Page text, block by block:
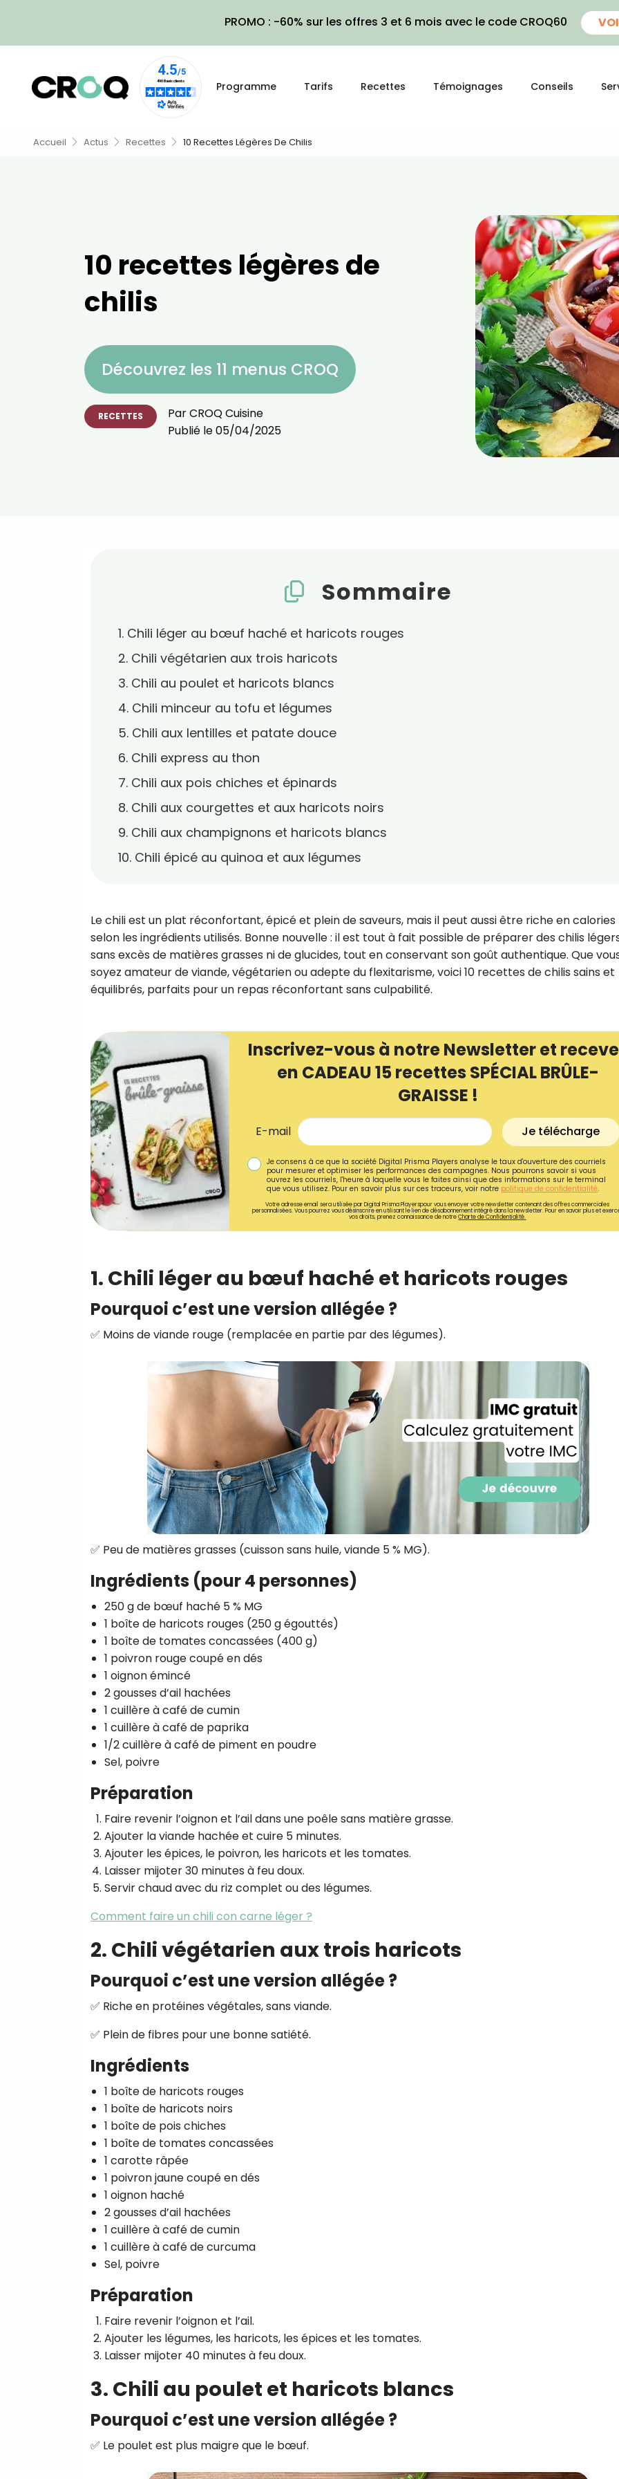
PROMO : -60% sur les offres 3 et 6 mois avec le code CROQ60
Programme Tarifs Recettes Témoignages Conseils
Accueil Actus Recettes 10 Recettes Légères De Chilis
10 recettes légères de
chilis
Découvrez les 11 menus CROQ
RECETTES ParCROQ Cuisine
Publié le05/04/2025
Sommaire
1. Chili léger au bœuf haché et haricots rouges
2. Chili végétarien aux trois haricots
3. Chili au poulet et haricots blancs
4. Chili minceur au tofu et légumes
5. Chili aux lentilles et patate douce
6. Chili express au thon
7. Chili aux pois chiches et épinards
8. Chili aux courgettes et aux haricots noirs
9. Chili aux champignons et haricots blancs
10. Chili épicé au quinoa et aux légumes
Le chili est un plat réconfortant, épicé et plein de saveurs, mais il peut aussi être riche en calories
selon les ingrédients utilisés. Bonne nouvelle : il est tout à fait possible de préparer des chilis
sans excès de matières grasses ni de glucides, tout en conservant son goût authentique. Que
soyez amateur de viande, végétarien ou adepte du flexitarisme, voici 10 recettes de chilis sains et
équilibrés, parfaits pour un repas réconfortant sans culpabilité.
Inscrivez-vous à notre Newsletter et
en CADEAU 15 recettes SPÉCIAL BRÛLE-
GRAISSE !
E-mail Je télécharge
Je consens à ce que la société Digital Prisma Players analyse le taux d'ouverture des courriels
pour mesurer et optimiser les performances des campagnes. Nous pourrons savoir si vous
ouvrez les courriels, l'heure à laquelle vous le faites ainsi que des informations sur le terminal
que vous utilisez. Pour en savoir plus sur ces traceurs, voir notre politique de confidentialité.
Votre adresse email sera utilisée par Digital Prisma Playerspour vous envoyer votre newsletter contenant des offres commerciales
personnalisées. Vous pourrez vous désinscrire en utilisant le lien de désabonnement intégré dans la newsletter. Pour en savoir plus et
vos droits, prenez connaissance de notreCharte de Confidentialité.
1. Chili léger au bœuf haché et haricots rouges
Pourquoi c’est une version allégée ?
✅ Moins de viande rouge (remplacée en partie par des légumes).
✅ Peu de matières grasses (cuisson sans huile, viande 5 % MG).
Ingrédients (pour 4 personnes)
250 g de bœuf haché 5 % MG
1 boîte de haricots rouges (250 g égouttés)
1 boîte de tomates concassées (400 g)
1 poivron rouge coupé en dés
1 oignon émincé
2 gousses d’ail hachées
1 cuillère à café de cumin
1 cuillère à café de paprika
1/2 cuillère à café de piment en poudre
Sel, poivre
Préparation
Faire revenir l’oignon et l’ail dans une poêle sans matière grasse.
Ajouter la viande hachée et cuire 5 minutes.
Ajouter les épices, le poivron, les haricots et les tomates.
Laisser mijoter 30 minutes à feu doux.
Servir chaud avec du riz complet ou des légumes.
Comment faire un chili con carne léger ?
2. Chili végétarien aux trois haricots
Pourquoi c’est une version allégée ?
✅ Riche en protéines végétales, sans viande.
✅ Plein de fibres pour une bonne satiété.
Ingrédients
1 boîte de haricots rouges
1 boîte de haricots noirs
1 boîte de pois chiches
1 boîte de tomates concassées
1 carotte râpée
1 poivron jaune coupé en dés
1 oignon haché
2 gousses d’ail hachées
1 cuillère à café de cumin
1 cuillère à café de curcuma
Sel, poivre
Préparation
Faire revenir l’oignon et l’ail.
Ajouter les légumes, les haricots, les épices et les tomates.
Laisser mijoter 40 minutes à feu doux.
3. Chili au poulet et haricots blancs
Pourquoi c’est une version allégée ?
✅ Le poulet est plus maigre que le bœuf.
Recevez gratuitement
recettes inédites de
!
Ainsi que la newsletter
pourrons savoir si vous ouvrez les
l'heure à laquelle vous le faites ainsi
des informations sur le terminal que
utilisez. Pour en savoir plus sur ces
voir notrepolitique de confidentialité
Je reçois mon cadeau !
Votre adresse email sera utilisée par Digital Prisma
envoyer votre newsletter contenant des offres
personnalisées. Vous pourrez vous désinscrire en
désabonnement intégré dans la newsletter. Pour en
exercer vos droits, prenez connaissance de notre
Confidentialité